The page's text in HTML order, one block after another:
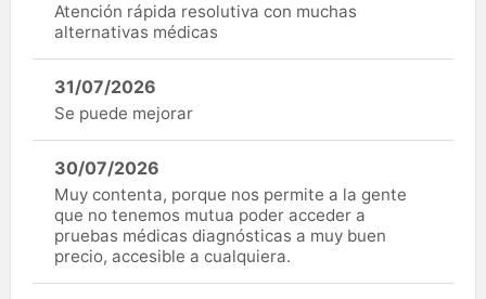
Atención rápida resolutiva con muchas
alternativas médicas
31/07/2026
Se puede mejorar
30/07/2026
Muy contenta, porque nos permite a la gente
que no tenemos mutua poder acceder a
pruebas médicas diagnósticas a muy buen
precio, accesible a cualquiera.